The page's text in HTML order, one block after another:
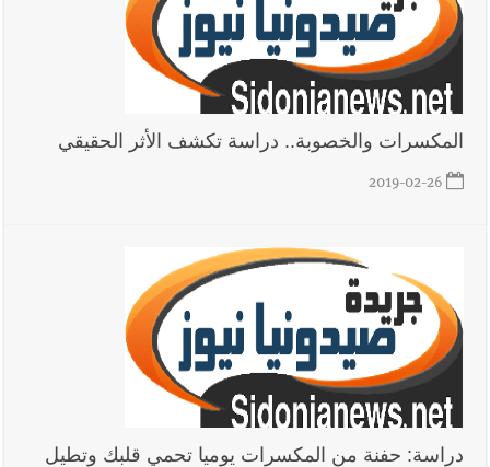
المكسرات والخصوبة.. دراسة تكشف الأثر الحقيقي
2019-02-26
دراسة: حفنة من المكسرات يوميا تحمي قلبك وتطيل